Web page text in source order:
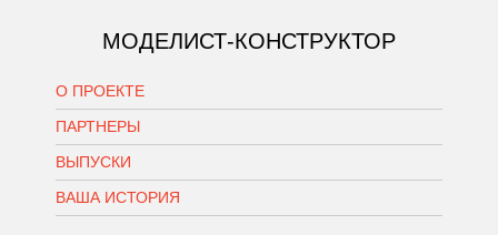
МОДЕЛИСТ-КОНСТРУКТОР
О ПРОЕКТЕ
ПАРТНЕРЫ
ВЫПУСКИ
ВАША ИСТОРИЯ